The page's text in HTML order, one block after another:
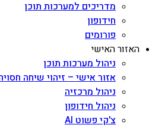
מדריכים למערכות תוכן
חידופון
פורומים
האזור האישי
ניהול מערכות תוכן
אזור אישי – זיהוי שיחה
ניהול מרכזיה
ניהול חידופון
צ'קי פשוט AI